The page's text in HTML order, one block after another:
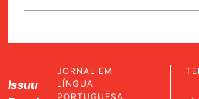
Issuu
JORNAL EM
LÍNGUA
PORTUGUESA